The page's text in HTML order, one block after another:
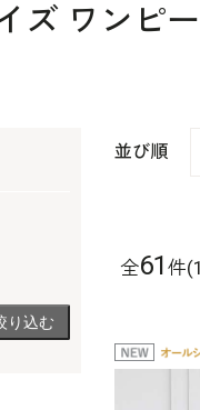
ズ ワンピ
並び順
全61 件
り込む